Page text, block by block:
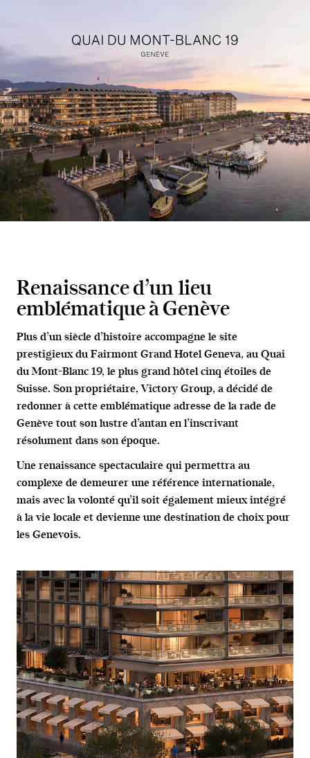
Renaissance d’un lieu
emblématique à Genève
Plus d’un siècle d’histoire accompagne le site
prestigieux du Fairmont Grand Hotel Geneva, au Quai
du Mont-Blanc 19, le plus grand hôtel cinq étoiles de
Suisse. Son propriétaire, Victory Group, a décidé de
redonner à cette emblématique adresse de la rade de
Genève tout son lustre d’antan en l’inscrivant
résolument dans son époque.
Une renaissance spectaculaire qui permettra au
complexe de demeurer une référence internationale,
mais avec la volonté qu’il soit également mieux intégré
à la vie locale et devienne une destination de choix pour
les Genevois.